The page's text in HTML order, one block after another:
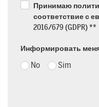
Принимаю
соответствие с
2016/679 (GDPR) **
Информировать меня
No Sim